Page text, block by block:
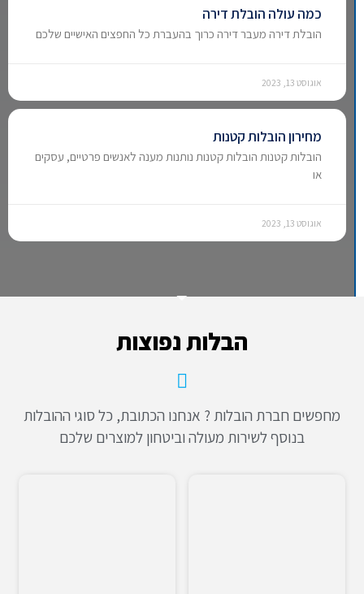
כמה עולה הובלת דירה
הובלת דירה מעבר דירה כרוך בהעברת כל החפצים האישיים שלכם
אוגוסט 13, 2023
מחירון הובלות קטנות
הובלות קטנות הובלות קטנות נותנות מענה לאנשים פרטיים, עסקים
או
אוגוסט 13, 2023
הבלות נפוצות
מחפשים חברת הובלות ? אנחנו הכתובת, כל סוגי ההובלות
בנוסף לשירות מעולה וביטחון למוצרים שלכם